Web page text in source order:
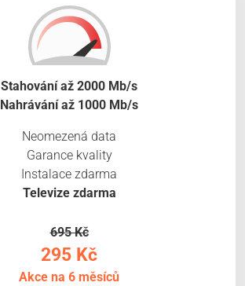
Stahování až 2000 Mb/s
Nahrávání až 1000 Mb/s
Neomezená data
Garance kvality
Instalace zdarma
Televize zdarma
695 Kč
295 Kč
Akce na 6 měsíců